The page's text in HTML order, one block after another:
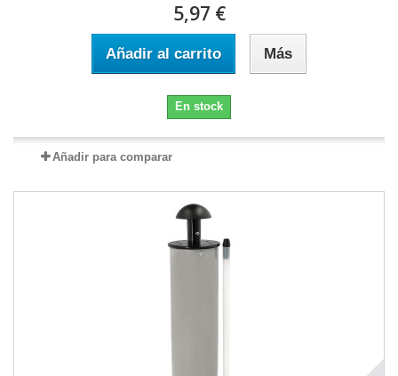
5,97 €
Añadir al carrito Más
En stock
Añadir para comparar